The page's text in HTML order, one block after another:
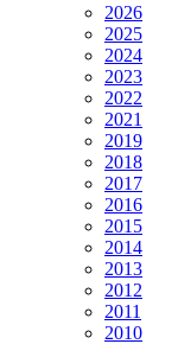
2026
2025
2024
2023
2022
2021
2019
2018
2017
2016
2015
2014
2013
2012
2011
2010